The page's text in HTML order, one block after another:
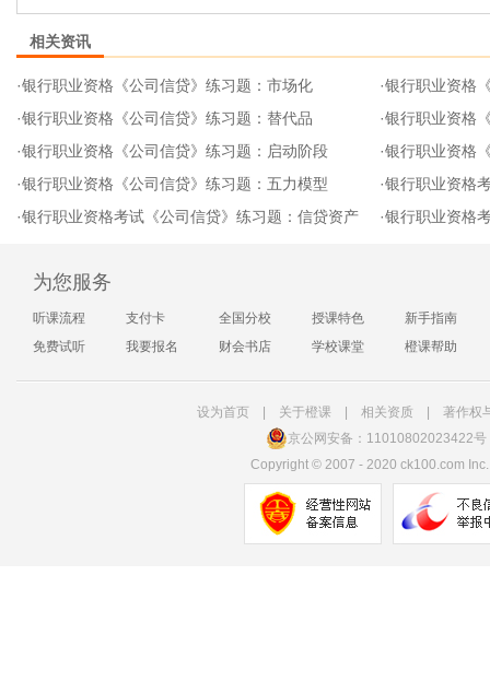
相关资讯
·银行职业资格《公司信贷》练习题：市场化 ·银行职业资格
·银行职业资格《公司信贷》练习题：替代品 ·银行职业资格
·银行职业资格《公司信贷》练习题：启动阶段 ·银行职业资格
·银行职业资格《公司信贷》练习题：五力模型 ·银行职业资格
·银行职业资格考试《公司信贷》练习题：信贷资产 ·银行职业资格
为您服务
听课流程 支付卡 全国分校 授课特色
新手指南
免费试听
我要报名 财会书店 学校课堂 橙课帮助
设为首页| 关于橙课| 相关资质
著作权
京公网安备：11010802023422号
Copyright ©2007 - 2020 ck100.com